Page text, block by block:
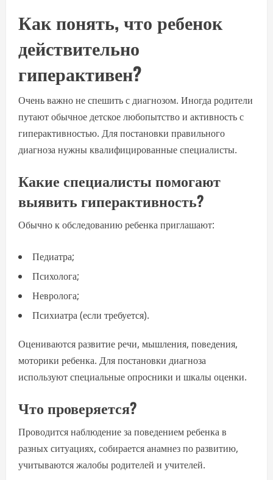
Как понять, что ребенок
действительно
гиперактивен?
Очень важно не спешить с диагнозом. Иногда родители
путают обычное детское любопытство и активность с
гиперактивностью. Для постановки правильного
диагноза нужны квалифицированные специалисты.
Какие специалисты помогают
выявить гиперактивность?
Обычно к обследованию ребенка приглашают:
Педиатра;
Психолога;
Невролога;
Психиатра (если требуется).
Оцениваются развитие речи, мышления, поведения,
моторики ребенка. Для постановки диагноза
используют специальные опросники и шкалы оценки.
Что проверяется?
Проводится наблюдение за поведением ребенка в
разных ситуациях, собирается анамнез по развитию,
учитываются жалобы родителей и учителей.